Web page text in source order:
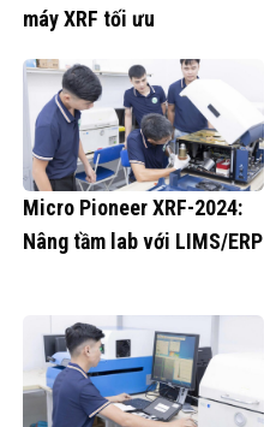
máy XRF tối ưu
Micro Pioneer XRF-2024:
Nâng tầm lab với LIMS/ERP